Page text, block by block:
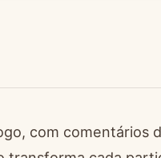
com comentários